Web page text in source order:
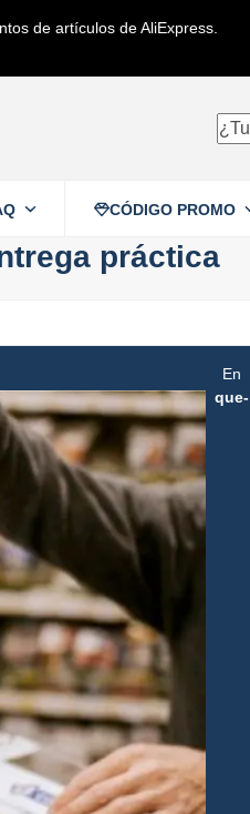
de artículos de AliExpress.
¿Tu
CÓDIGO PROMO
práctica
En
que-